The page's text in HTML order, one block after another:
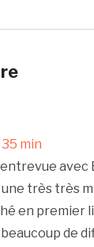
min
avec
une très très
en premier
de